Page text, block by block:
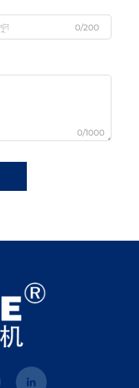
0/200
0/1000